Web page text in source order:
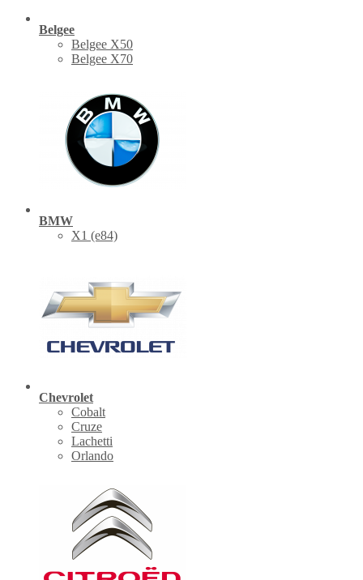
Belgee
Belgee X50
Belgee X70
BMW
X1 (е84)
Chevrolet
Cobalt
Cruze
Lachetti
Orlando